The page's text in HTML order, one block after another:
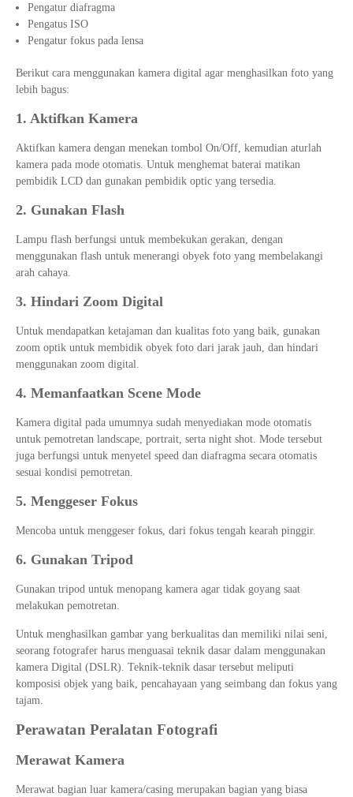
Pengatur diafragma
Pengatus ISO
Pengatur fokus pada lensa
Berikut cara menggunakan kamera digital agar menghasilkan foto yang
lebih bagus:
1. Aktifkan Kamera
Aktifkan kamera dengan menekan tombol On/Off, kemudian aturlah
kamera pada mode otomatis. Untuk menghemat baterai matikan
pembidik LCD dan gunakan pembidik optic yang tersedia.
2. Gunakan Flash
Lampu flash berfungsi untuk membekukan gerakan, dengan
menggunakan flash untuk menerangi obyek foto yang membelakangi
arah cahaya.
3. Hindari Zoom Digital
Untuk mendapatkan ketajaman dan kualitas foto yang baik, gunakan
zoom optik untuk membidik obyek foto dari jarak jauh, dan hindari
menggunakan zoom digital.
4. Memanfaatkan Scene Mode
Kamera digital pada umumnya sudah menyediakan mode otomatis
untuk pemotretan landscape, portrait, serta night shot. Mode tersebut
juga berfungsi untuk menyetel speed dan diafragma secara otomatis
sesuai kondisi pemotretan.
5. Menggeser Fokus
Mencoba untuk menggeser fokus, dari fokus tengah kearah pinggir.
6. Gunakan Tripod
Gunakan tripod untuk menopang kamera agar tidak goyang saat
melakukan pemotretan.
Untuk menghasilkan gambar yang berkualitas dan memiliki nilai seni,
seorang fotografer harus menguasai teknik dasar dalam menggunakan
kamera Digital (DSLR). Teknik-teknik dasar tersebut meliputi
komposisi objek yang baik, pencahayaan yang seimbang dan fokus yang
tajam.
Perawatan Peralatan Fotografi
Merawat Kamera
Merawat bagian luar kamera/casing merupakan bagian yang biasa